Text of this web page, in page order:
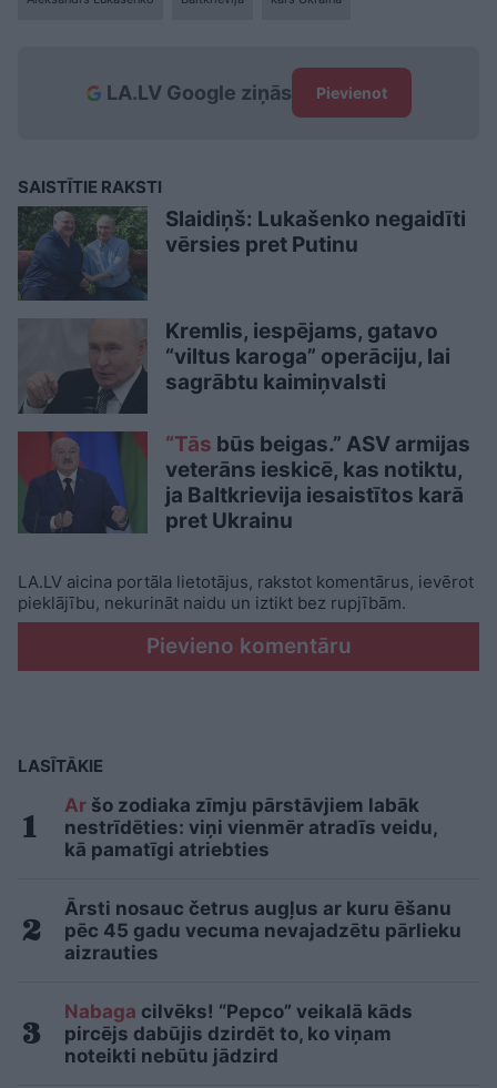
LA.LV Google ziņās Pievienot
SAISTĪTIE RAKSTI
Slaidiņš: Lukašenko negaidīti
vērsies pret Putinu
Kremlis, iespējams, gatavo
“viltus karoga” operāciju, lai
sagrābtu kaimiņvalsti
“Tās būs beigas.” ASV armijas
veterāns ieskicē, kas notiktu,
ja Baltkrievija iesaistītos karā
pret Ukrainu
LA.LV aicina portāla lietotājus, rakstot komentārus, ievērot
pieklājību, nekurināt naidu un iztikt bez rupjībām.
Pievieno komentāru
LASĪTĀKIE
Ar šo zodiaka zīmju pārstāvjiem labāk
nestrīdēties: viņi vienmēr atradīs veidu,
kā pamatīgi atriebties
Ārsti nosauc četrus augļus ar kuru ēšanu
pēc 45 gadu vecuma nevajadzētu pārlieku
aizrauties
Nabaga cilvēks! “Pepco” veikalā kāds
pircējs dabūjis dzirdēt to, ko viņam
noteikti nebūtu jādzird